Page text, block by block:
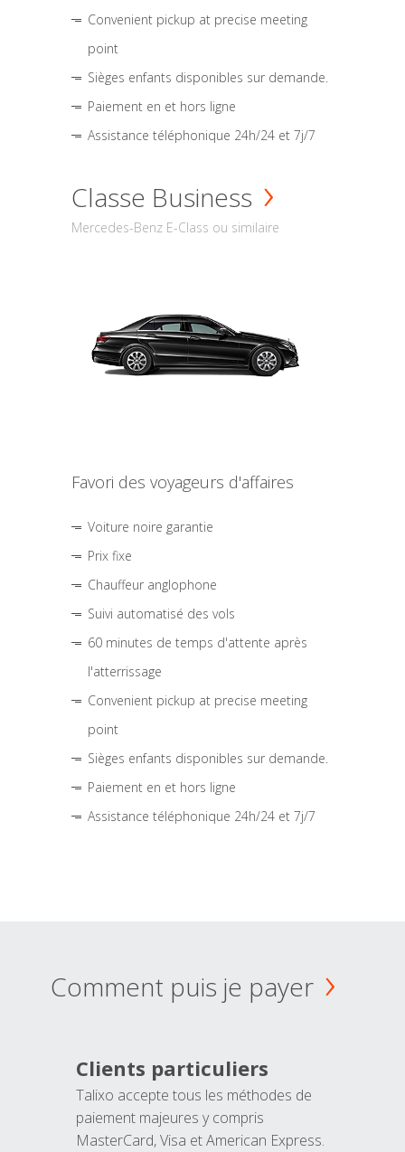
Convenient pickup at precise meeting
point
Sièges enfants disponibles sur demande.
Paiement en et hors ligne
Assistance téléphonique 24h/24 et 7j/7
Classe Business
Mercedes-Benz E-Class ou similaire
Favori des voyageurs d'affaires
Voiture noire garantie
Prix fixe
Chauffeur anglophone
Suivi automatisé des vols
60 minutes de temps d'attente après
l'atterrissage
Convenient pickup at precise meeting
point
Sièges enfants disponibles sur demande.
Paiement en et hors ligne
Assistance téléphonique 24h/24 et 7j/7
Comment puis je payer
Clients particuliers
Talixo accepte tous les méthodes de
paiement majeures y compris
MasterCard, Visa et American Express.